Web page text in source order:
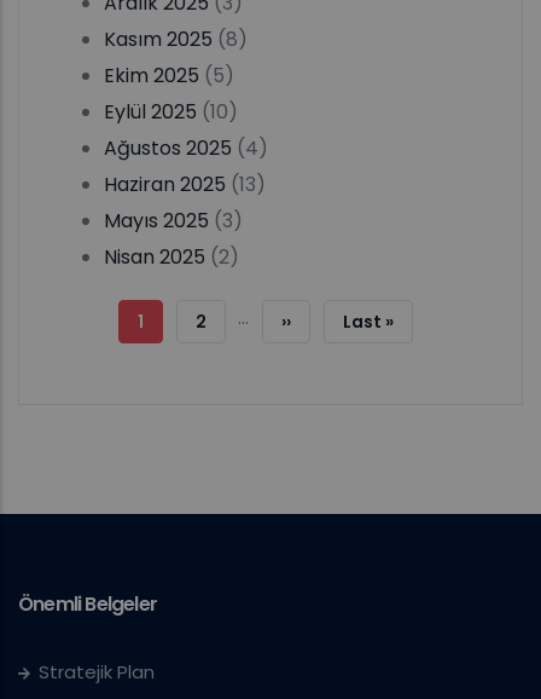
Kasım 2025 (8)
Ekim 2025 (5)
Eylül 2025 (10)
Ağustos 2025 (4)
Haziran 2025 (13)
Mayıs 2025 (3)
Nisan 2025 (2)
Sayfalama
Şu
1 Sayfa
2 …
Sonraki
››
Son
Last »
Önemli Belgeler
Stratejik Plan